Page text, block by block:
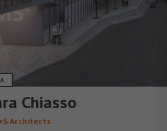
Chiasso
Architects